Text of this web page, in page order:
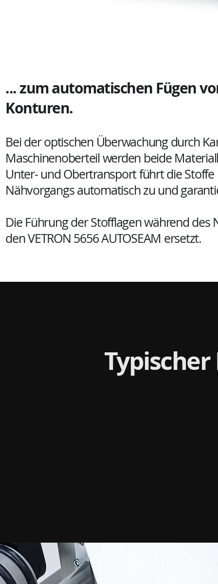
... zum automatischen Fügen
Konturen.
Bei der optischen Überwachung durch
Maschinenoberteil werden beide
Unter- und Obertransport führt die
Nähvorgangs automatisch zu und
Die Führung der Stofflagen während
den VETRON 5656 AUTOSEAM ersetzt.